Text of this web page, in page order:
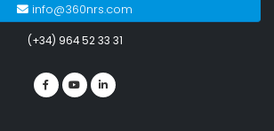
info@360nrs.com
(+34) 964 52 33 31